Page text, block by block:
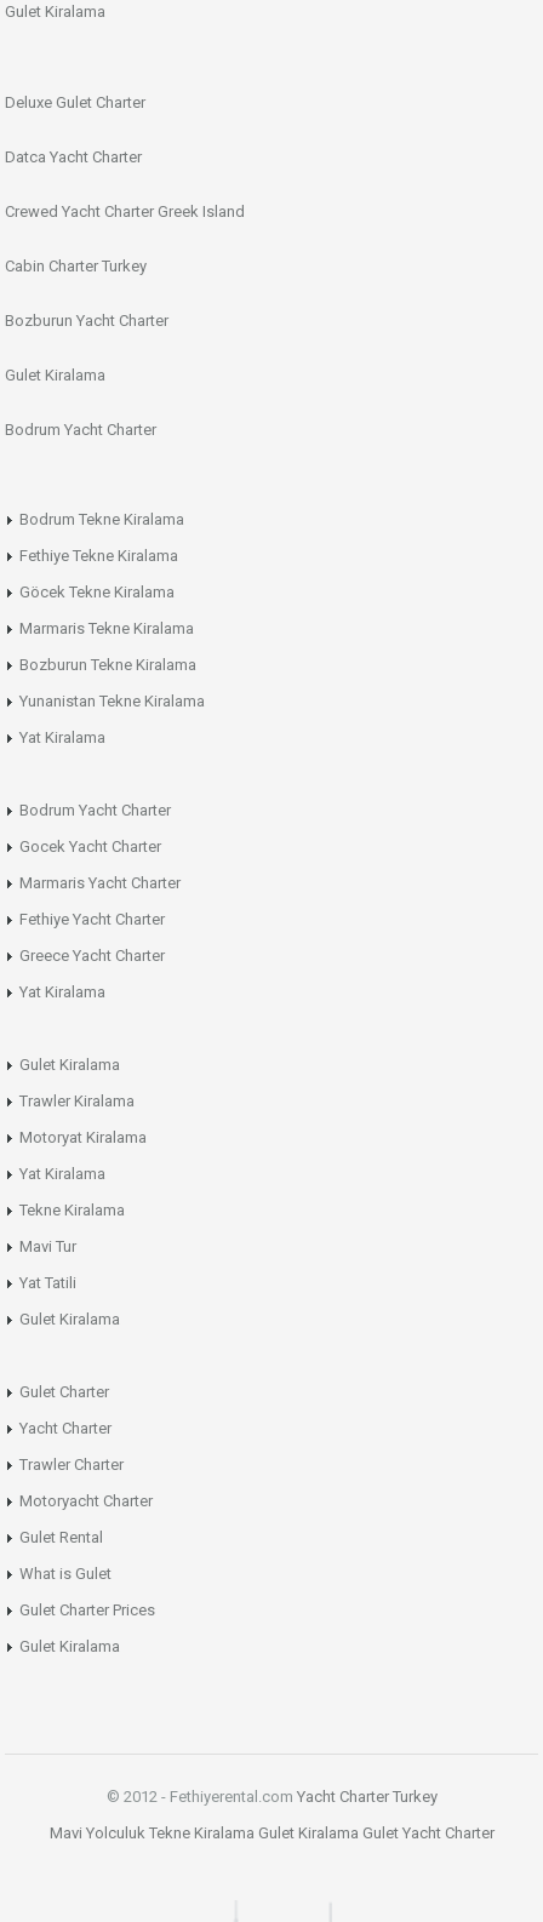
Gulet Kiralama
Deluxe Gulet Charter
Datca Yacht Charter
Crewed Yacht Charter Greek Island
Cabin Charter Turkey
Bozburun Yacht Charter
Gulet Kiralama
Bodrum Yacht Charter
Bodrum Tekne Kiralama
Fethiye Tekne Kiralama
Göcek Tekne Kiralama
Marmaris Tekne Kiralama
Bozburun Tekne Kiralama
Yunanistan Tekne Kiralama
Yat Kiralama
Bodrum Yacht Charter
Gocek Yacht Charter
Marmaris Yacht Charter
Fethiye Yacht Charter
Greece Yacht Charter
Yat Kiralama
Gulet Kiralama
Trawler Kiralama
Motoryat Kiralama
Yat Kiralama
Tekne Kiralama
Mavi Tur
Yat Tatili
Gulet Kiralama
Gulet Charter
Yacht Charter
Trawler Charter
Motoryacht Charter
Gulet Rental
What is Gulet
Gulet Charter Prices
Gulet Kiralama
© 2012 - Fethiyerental.com Yacht Charter Turkey
Mavi Yolculuk Tekne Kiralama Gulet Kiralama Gulet Yacht Charter